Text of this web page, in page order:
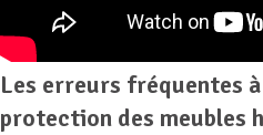
Les erreurs fréquentes
protection des meubles